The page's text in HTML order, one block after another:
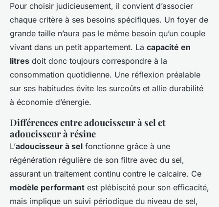
Pour choisir judicieusement, il convient d’associer
chaque critère à ses besoins spécifiques. Un foyer de
grande taille n’aura pas le même besoin qu’un couple
vivant dans un petit appartement. La capacité en
litres doit donc toujours correspondre à la
consommation quotidienne. Une réflexion préalable
sur ses habitudes évite les surcoûts et allie durabilité
à économie d’énergie.
Différences entre adoucisseur à sel et
adoucisseur à résine
L’adoucisseur à sel fonctionne grâce à une
régénération régulière de son filtre avec du sel,
assurant un traitement continu contre le calcaire. Ce
modèle performant est plébiscité pour son efficacité,
mais implique un suivi périodique du niveau de sel,